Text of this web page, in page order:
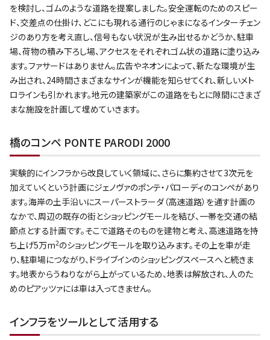
を検討し、ゴムのような道路を提案しました。安全運転のためのスピー
ド、交差点の仕掛け、どこにも現れる通行のじゃまになるインターチェン
ジのあり方を考え直し、信号もない状況が生み出せるかどうか、駐車
場、荷物の積み下ろし場、アクセスをそれぞれゴム状の道路に塗り込み
ます。ファサードはありません。広告やネオンによって、新たな環境が生
み出され、24時間さまざまなサインが機能を知らせてくれ、新しいメト
ロラインも引かれます。地元の建築家がこの道路をもとに隙間にさまざ
まな施設を計画して埋めていきます。
橋のコンペ PONTE PARODI 2000
実験的にインフラから改良していく領域に、さらに集約させて3次元を
加えていくという計画にジェノヴァのポンテ・パローディのコンペがあり
ます。海岸の土手沿いにスーパーストラーダ（高速道路）を通す計画の
なかで、周辺の既存の街とショッピングモールを結び、一帯を交通の結
節点とする計画です。そこで道路そのものを建物と考え、高速道路を持
ち上げ5万m2のショッピングモールを取り込みます。その上を車が走
り、駐車場につながり、ドライブインのショッピングスペースへと続きま
す。地表からうねりながら上がっているため、地表は解放され、人のた
めのピアッツァには車は入ってきません。
インフラをツールとして活用する